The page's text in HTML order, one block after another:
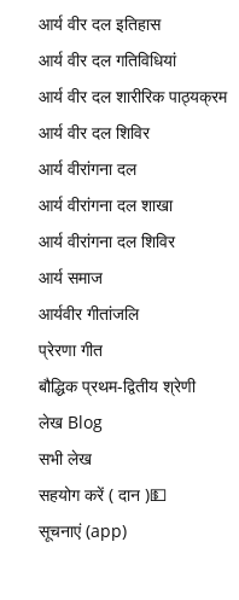
आर्य वीर दल इतिहास
आर्य वीर दल गतिविधियां
आर्य वीर दल शारीरिक पाठ्यक्रम
आर्य वीर दल शिविर
आर्य वीरांगना दल
आर्य वीरांगना दल शाखा
आर्य वीरांगना दल शिविर
आर्य समाज
आर्यवीर गीतांजलि
प्रेरणा गीत
बौद्धिक प्रथम-द्वितीय श्रेणी
लेख Blog
सभी लेख
सहयोग करें ( दान )💵
सूचनाएं (app)